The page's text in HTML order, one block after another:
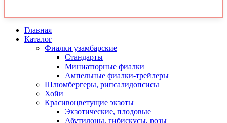
Главная
Каталог
Фиалки узамбарские
Стандарты
Миниатюрные фиалки
Ампельные фиалки-трейлеры
Шлюмбергеры, рипсалидопсисы
Хойи
Красивоцветущие экзоты
Экзотические, плодовые
Абутилоны, гибискусы, розы